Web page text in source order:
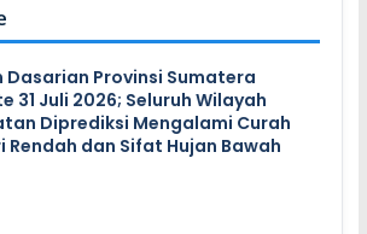
Dasarian Provinsi Sumatera
31 Juli 2026; Seluruh Wilayah
Diprediksi Mengalami Curah
Rendah dan Sifat Hujan Bawah